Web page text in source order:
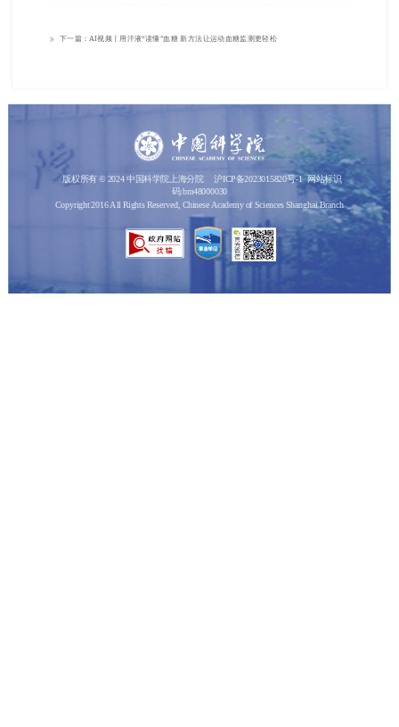
下一篇：AI视频丨用汗液“读懂”血糖 新方法让运动血糖监测更轻松
版权所有 © 2024 中国科学院上海分院 沪ICP备2023015820号-1 网站标识
码:bm48000030
Copyright 2016 All Rights Reserved, Chinese Academy of Sciences Shanghai Branch